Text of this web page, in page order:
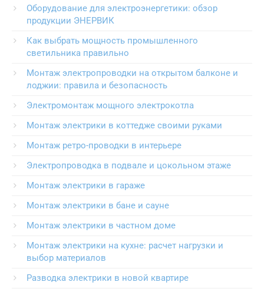
Оборудование для электроэнергетики: обзор
продукции ЭНЕРВИК
Как выбрать мощность промышленного
светильника правильно
Монтаж электропроводки на открытом балконе и
лоджии: правила и безопасность
Электромонтаж мощного электрокотла
Монтаж электрики в коттедже своими руками
Монтаж ретро-проводки в интерьере
Электропроводка в подвале и цокольном этаже
Монтаж электрики в гараже
Монтаж электрики в бане и сауне
Монтаж электрики в частном доме
Монтаж электрики на кухне: расчет нагрузки и
выбор материалов
Разводка электрики в новой квартире